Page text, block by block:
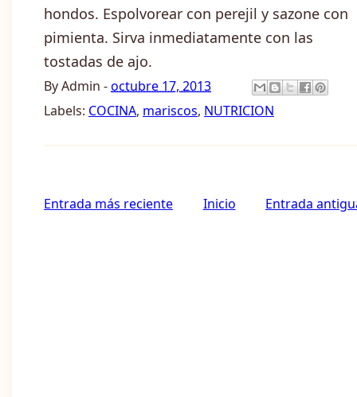
hondos. Espolvorear con perejil y sazone con
pimienta. Sirva inmediatamente con las
tostadas de ajo.
ByAdmin -octubre 17, 2013
Labels: COCINA, mariscos, NUTRICION
Entrada más reciente Entrada
Inicio